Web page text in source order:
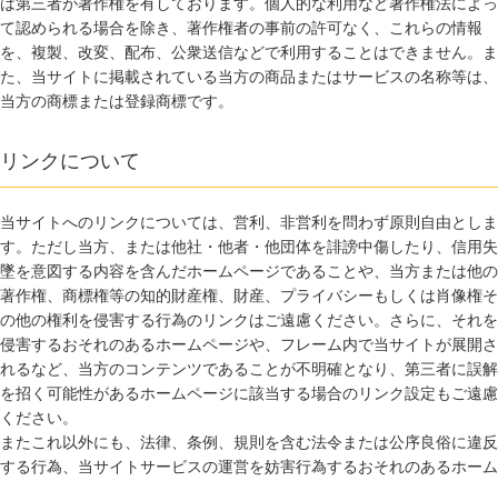
て認められる場合を除き、著作権者の事前の許可なく、これらの情報
を、複製、改変、配布、公衆送信などで利用することはできません。ま
た、当サイトに掲載されている当方の商品またはサービスの名称等は、
当方の商標または登録商標です。
リンクについて
当サイトへのリンクについては、営利、非営利を問わず原則自由としま
す。ただし当方、または他社・他者・他団体を誹謗中傷したり、信用失
墜を意図する内容を含んだホームページであることや、当方または他の
著作権、商標権等の知的財産権、財産、プライバシーもしくは肖像権そ
の他の権利を侵害する行為のリンクはご遠慮ください。さらに、それを
侵害するおそれのあるホームページや、フレーム内で当サイトが展開さ
れるなど、当方のコンテンツであることが不明確となり、第三者に誤解
を招く可能性があるホームページに該当する場合のリンク設定もご遠慮
ください。
またこれ以外にも、法律、条例、規則を含む法令または公序良俗に違反
する行為、当サイトサービスの運営を妨害行為するおそれのあるホーム